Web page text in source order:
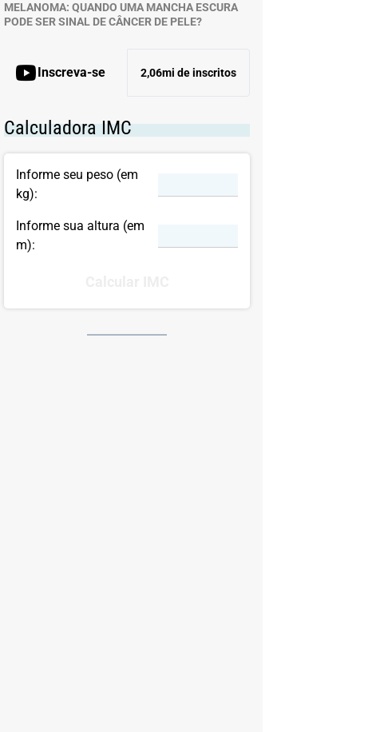
MELANOMA: QUANDO UMA MANCHA ESCURA
PODE SER SINAL DE CÂNCER DE PELE?
Inscreva-se 2,06mi de inscritos
Calculadora IMC
Informe seu peso (em
kg):
Informe sua altura (em
m):